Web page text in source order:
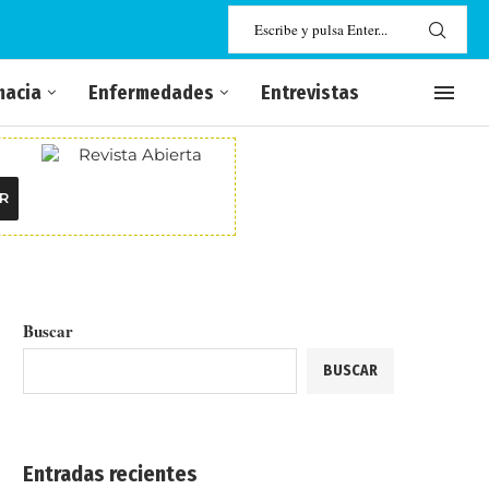
Enfermedades Entrevistas
Buscar
BUSCAR
Entradas recientes